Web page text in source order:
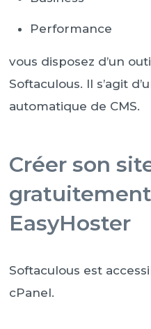
Performance
vous disposez d’un
Softaculous. Il s’agit
automatique de CMS.
Créer son
EasyHoster
Softaculous est
cPanel.